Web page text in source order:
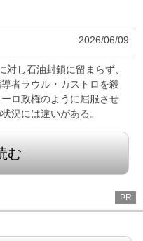
2026/06/09
対し石油封鎖に留まらず、
者ラウル・カストロを殺
ロ政権のように屈服させ
況には違いがある。
む
PR